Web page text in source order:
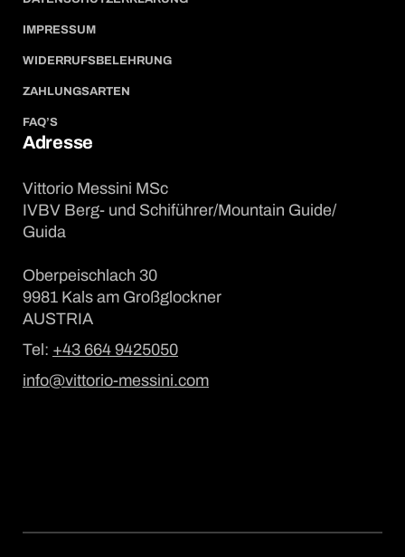
IMPRESSUM
WIDERRUFSBELEHRUNG
ZAHLUNGSARTEN
FAQ’S
Adresse
Vittorio Messini MSc
IVBV Berg- und Schiführer/Mountain Guide/
Guida
Oberpeischlach 30
9981 Kals am Großglockner
AUSTRIA
Tel: +43 664 9425050
info@vittorio-messini.com